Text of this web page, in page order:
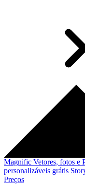
Magnific Vetores, fotos e
personalizáveis grátis
Preços